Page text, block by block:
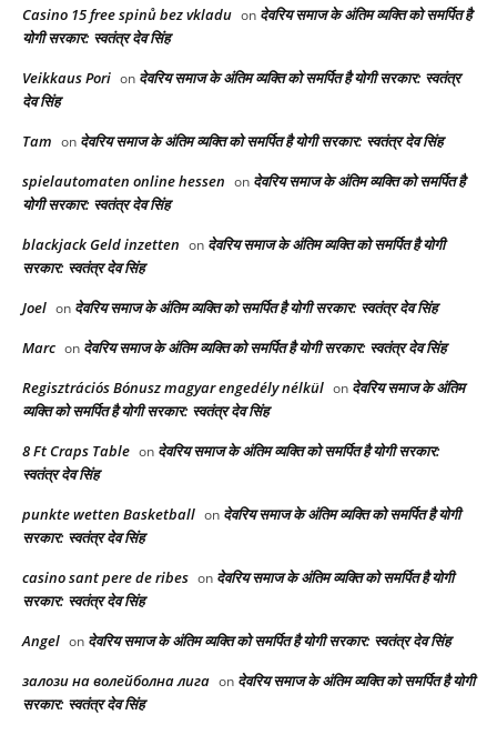
Casino 15 free spinů bez vkladu on देवरिय समाज के अंतिम व्यक्ति को समर्पित है
योगी सरकार: स्वतंत्र देव सिंह
Veikkaus Pori on देवरिय समाज के अंतिम व्यक्ति को समर्पित है योगी सरकार: स्वतंत्र
देव सिंह
Tam on देवरिय समाज के अंतिम व्यक्ति को समर्पित है योगी सरकार: स्वतंत्र देव सिंह
spielautomaten online hessen on देवरिय समाज के अंतिम व्यक्ति को समर्पित है
योगी सरकार: स्वतंत्र देव सिंह
blackjack Geld inzetten on देवरिय समाज के अंतिम व्यक्ति को समर्पित है योगी
सरकार: स्वतंत्र देव सिंह
Joel on देवरिय समाज के अंतिम व्यक्ति को समर्पित है योगी सरकार: स्वतंत्र देव सिंह
Marc on देवरिय समाज के अंतिम व्यक्ति को समर्पित है योगी सरकार: स्वतंत्र देव सिंह
Regisztrációs Bónusz magyar engedély nélkül on देवरिय समाज के अंतिम
व्यक्ति को समर्पित है योगी सरकार: स्वतंत्र देव सिंह
8 Ft Craps Table on देवरिय समाज के अंतिम व्यक्ति को समर्पित है योगी सरकार:
स्वतंत्र देव सिंह
punkte wetten Basketball on देवरिय समाज के अंतिम व्यक्ति को समर्पित है योगी
सरकार: स्वतंत्र देव सिंह
casino sant pere de ribes on देवरिय समाज के अंतिम व्यक्ति को समर्पित है योगी
सरकार: स्वतंत्र देव सिंह
Angel on देवरिय समाज के अंतिम व्यक्ति को समर्पित है योगी सरकार: स्वतंत्र देव सिंह
залози на волейболна лига on देवरिय समाज के अंतिम व्यक्ति को समर्पित है योगी
सरकार: स्वतंत्र देव सिंह